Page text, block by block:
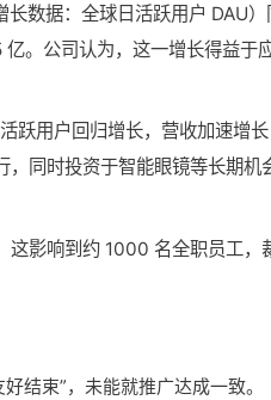
数据：全球日活跃用户 DAU
。公司认为，这一增长得益于
跃用户回归增长，营收加速增
同时投资于智能眼镜等长期机
影响到约 1000 名全职员工，
结束”，未能就推广达成一致。